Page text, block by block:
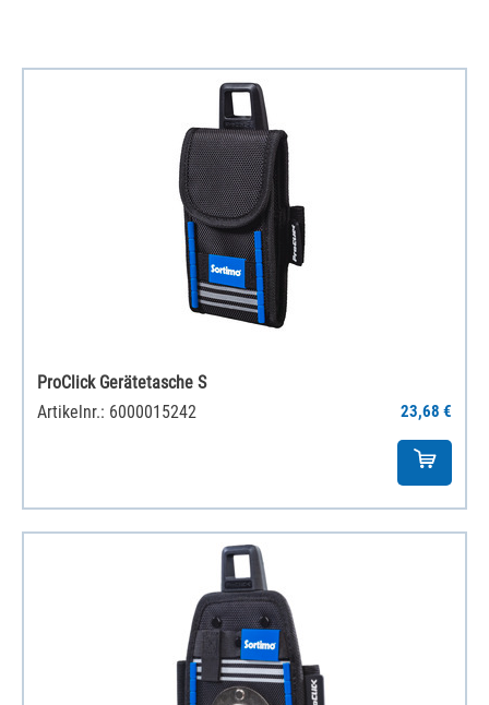
ProClick Gerätetasche S
Artikelnr.: 6000015242
23,68 €